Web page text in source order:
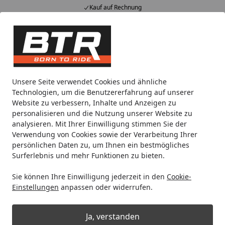
Unsere Seite verwendet Cookies und ähnliche
Technologien, um die Benutzererfahrung auf unserer
Website zu verbessern, Inhalte und Anzeigen zu
personalisieren und die Nutzung unserer Website zu
analysieren. Mit Ihrer Einwilligung stimmen Sie der
Verwendung von Cookies sowie der Verarbeitung Ihrer
persönlichen Daten zu, um Ihnen ein bestmögliches
Surferlebnis und mehr Funktionen zu bieten.
Sie können Ihre Einwilligung jederzeit in den Cookie-
Einstellungen anpassen oder widerrufen.
Ja, verstanden
Kauf auf Rechnung
Alle Produkte
Mein Konto
Suchen
Startseite
Motorradteile & Ersatzteile Anbauteile
ERMAX Scooterscheibe Mini
Sportivo Acrylic durchsichtig
Schwarz getönt für VESPA GTS 125;
GTS 300; GTS 310